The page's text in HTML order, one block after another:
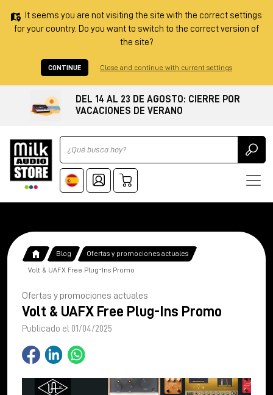
It seems you are not visiting the site with the correct settings
for your country. Do you want to switch to the correct version of
the site?
CONTINUE Close and continue with current settings
DEL 14 AL 23 DE AGOSTO: CIERRE POR
VACACIONES DE VERANO
Ricerca
Blog Ofertas y promociones actuales
Volt & UAFX Free Plug-Ins Promo
Ofertas y promociones actuales
Volt & UAFX Free Plug-Ins Promo
Publicado el 01/04/2025